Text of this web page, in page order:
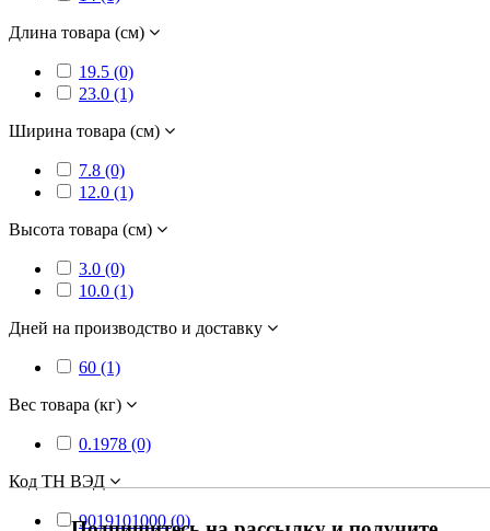
Длина товара (см)
19.5 (0)
23.0 (1)
Ширина товара (см)
7.8 (0)
12.0 (1)
Высота товара (см)
3.0 (0)
10.0 (1)
Дней на производство и доставку
60 (1)
Вес товара (кг)
0.1978 (0)
Код ТН ВЭД
9019101000 (0)